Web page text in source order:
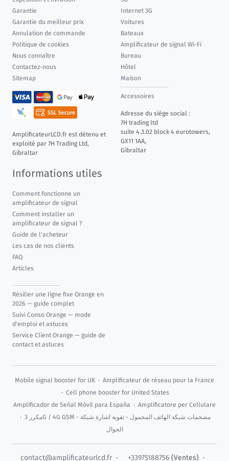
Garantie
Garantie du meilleur prix
Annulation de commande
Politique de cookies
Nous connaître
Contactez-nous
Sitemap
AmplificateurLCD.fr est détenu et
exploité par 7H Trading Ltd,
Gibraltar
Internet 3G
Voitures
Bateaux
Amplificateur de signal Wi-Fi
Bureau
Hôtel
Maison
Accessoires
Adresse du siège social :
7H trading ltd
suite 4.3.02 block 4 eurotowers,
GX11 1AA,
Gibraltar
Informations utiles
Comment fonctionne un
amplificateur de signal
Comment installer un
amplificateur de signal ?
Guide de l'acheteur
Les cas de nos clients
FAQ
Articles
Résilier une ligne fixe Orange en
2026 — guide complet
Suivi Conso Orange — mode
d'emploi et astuces
Service Client Orange — guide de
contact et astuces
Mobile signal booster for UK · Amplificateur de réseau pour la France
· Cell phone booster for United States
Amplificador de Señal Móvil para España · Amplificatore per Cellulare
· مكرر 3G / 4G GSM - مضخمات شبكة الهاتف المحمول - تقوية اشارة شبكة
الجوال
contact@amplificateurlcd.fr · +33975188756 (Ventes) ·